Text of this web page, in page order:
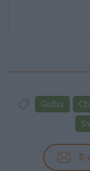
Godis